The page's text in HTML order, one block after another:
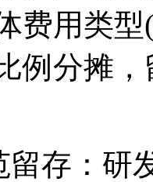
费用类
例分摊
存：研